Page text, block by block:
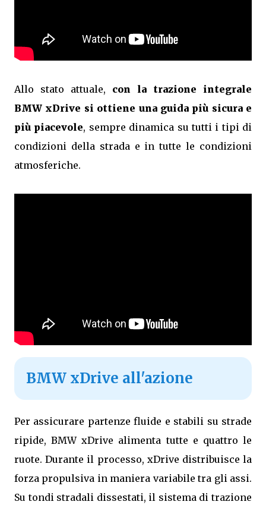
Allo stato attuale, con la trazione integrale
BMW xDrive si ottiene una guida più sicura e
più piacevole, sempre dinamica su tutti i tipi di
condizioni della strada e in tutte le condizioni
atmosferiche.
BMW xDrive all'azione
Per assicurare partenze fluide e stabili su strade
ripide, BMW xDrive alimenta tutte e quattro le
ruote. Durante il processo, xDrive distribuisce la
forza propulsiva in maniera variabile tra gli assi.
Su tondi stradali dissestati, il sistema di trazione